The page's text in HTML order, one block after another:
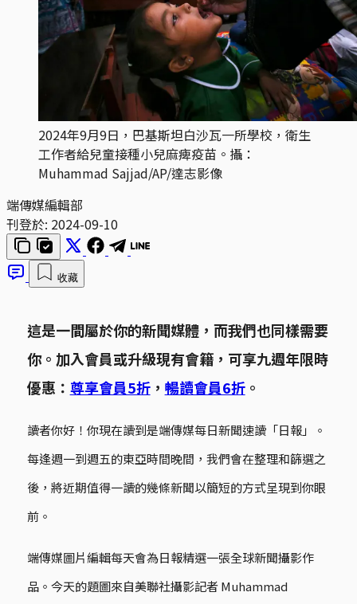
2024年9月9日，巴基斯坦白沙瓦一所學校，衛生
工作者給兒童接種小兒麻痺疫苗。攝：
Muhammad Sajjad/AP/達志影像
端傳媒編輯部
刊登於: 2024-09-10
收藏
這是一間屬於你的新聞媒體，而我們也同樣需要
你。加入會員或升級現有會籍，可享九週年限時
優惠： 尊享會員5折， 暢讀會員6折。
讀者你好！你現在讀到是端傳媒每日新聞速讀「日報」。
每逢週一到週五的東亞時間晚間，我們會在整理和篩選之
後，將近期值得一讀的幾條新聞以簡短的方式呈現到你眼
前。
端傳媒圖片編輯每天會為日報精選一張全球新聞攝影作
品。今天的題圖來自美聯社攝影記者 Muhammad